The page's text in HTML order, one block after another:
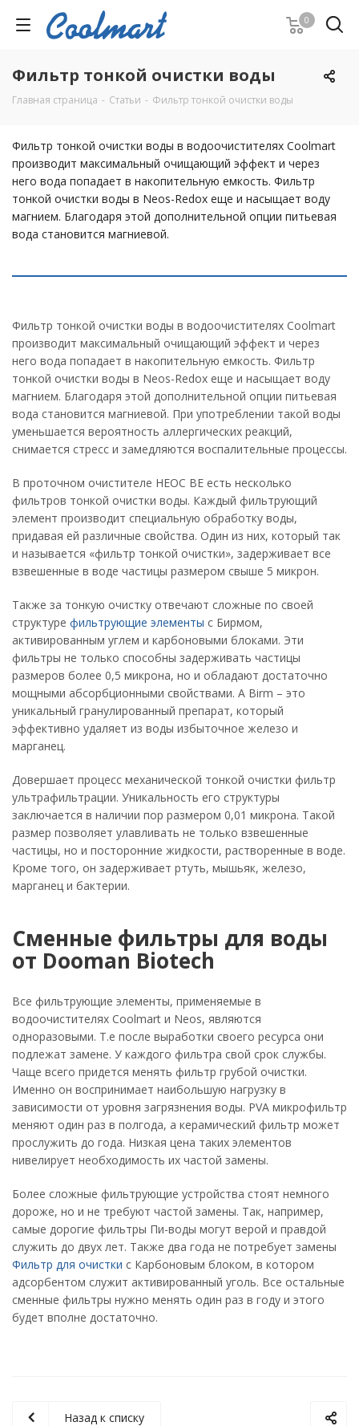
0
Фильтр тонкой очистки воды
Главная страница - Статьи - Фильтр тонкой очистки воды
Фильтр тонкой очистки воды в водоочистителях Coolmart
производит максимальный очищающий эффект и через
него вода попадает в накопительную емкость. Фильтр
тонкой очистки воды в Neos-Redox еще и насыщает воду
магнием. Благодаря этой дополнительной опции питьевая
вода становится магниевой.
Фильтр тонкой очистки воды в водоочистителях Coolmart
производит максимальный очищающий эффект и через
него вода попадает в накопительную емкость. Фильтр
тонкой очистки воды в Neos-Redox еще и насыщает воду
магнием. Благодаря этой дополнительной опции питьевая
вода становится магниевой. При употреблении такой воды
уменьшается вероятность аллергических реакций,
снимается стресс и замедляются воспалительные процессы.
В проточном очистителе НЕОС ВЕ есть несколько
фильтров тонкой очистки воды. Каждый фильтрующий
элемент производит специальную обработку воды,
придавая ей различные свойства. Один из них, который так
и называется «фильтр тонкой очистки», задерживает все
взвешенные в воде частицы размером свыше 5 микрон.
Также за тонкую очистку отвечают сложные по своей
структуре фильтрующие элементы с Бирмом,
активированным углем и карбоновыми блоками. Эти
фильтры не только способны задерживать частицы
размеров более 0,5 микрона, но и обладают достаточно
мощными абсорбционными свойствами. А Birm – это
уникальный гранулированный препарат, который
эффективно удаляет из воды избыточное железо и
марганец.
Довершает процесс механической тонкой очистки фильтр
ультрафильтрации. Уникальность его структуры
заключается в наличии пор размером 0,01 микрона. Такой
размер позволяет улавливать не только взвешенные
частицы, но и посторонние жидкости, растворенные в воде.
Кроме того, он задерживает ртуть, мышьяк, железо,
марганец и бактерии.
Сменные фильтры для воды
от Dooman Biotech
Все фильтрующие элементы, применяемые в
водоочистителях Coolmart и Neos, являются
одноразовыми. Т.е после выработки своего ресурса они
подлежат замене. У каждого фильтра свой срок службы.
Чаще всего придется менять фильтр грубой очистки.
Именно он воспринимает наибольшую нагрузку в
зависимости от уровня загрязнения воды. PVA микрофильтр
меняют один раз в полгода, а керамический фильтр может
прослужить до года. Низкая цена таких элементов
нивелирует необходимость их частой замены.
Более сложные фильтрующие устройства стоят немного
дороже, но и не требуют частой замены. Так, например,
самые дорогие фильтры Пи-воды могут верой и правдой
служить до двух лет. Также два года не потребует замены
Фильтр для очистки с Карбоновым блоком, в котором
адсорбентом служит активированный уголь. Все остальные
сменные фильтры нужно менять один раз в году и этого
будет вполне достаточно.
Назад к списку